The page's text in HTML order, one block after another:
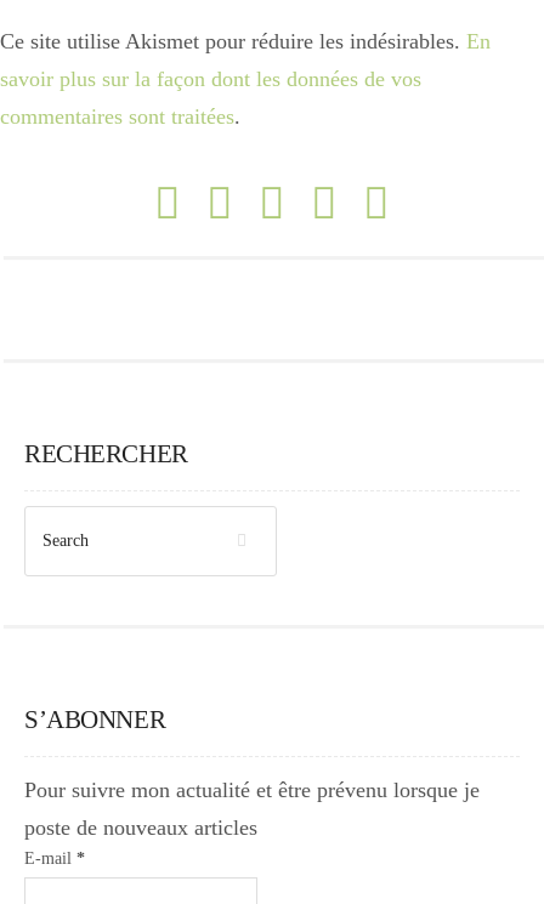
Ce site utilise Akismet pour réduire les indésirables. En
savoir plus sur la façon dont les données de vos
commentaires sont traitées.
RECHERCHER
S’ABONNER
Pour suivre mon actualité et être prévenu lorsque je
poste de nouveaux articles
E-mail *